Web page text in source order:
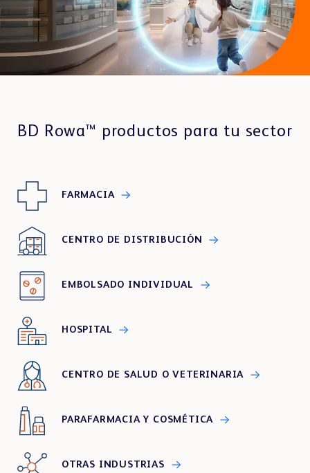
Otras Industrias
Sostenibilidad
REFERENCIAS DE CLIENTES
Showrooms
BD Rowa™ productos para tu sector
FARMACIA
CENTRO DE DISTRIBUCIÓN
EMBOLSADO INDIVIDUAL
HOSPITAL
CENTRO DE SALUD O VETERINARIA
PARAFARMACIA Y COSMÉTICA
OTRAS INDUSTRIAS